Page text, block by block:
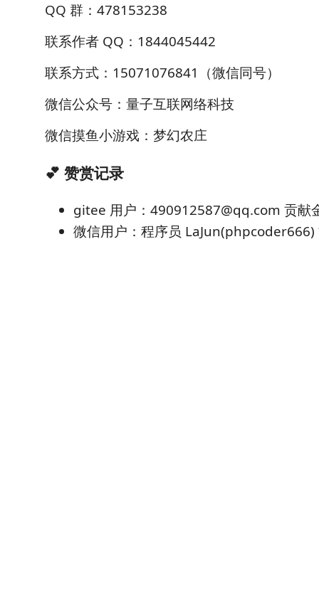
QQ 群：478153238
联系作者 QQ：1844045442
联系方式：15071076841（微信同号）
微信公众号：量子互联网络科技
微信摸鱼小游戏：梦幻农庄
💕 赞赏记录
gitee 用户：490912587@qq.com 贡献
微信用户：程序员 LaJun(phpcoder666)